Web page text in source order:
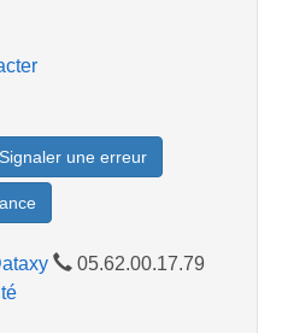
Signaler une erreur
05.62.00.17.79